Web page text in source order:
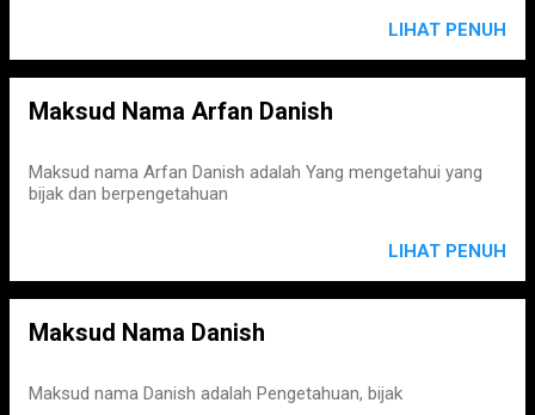
LIHAT PENUH
Maksud Nama Arfan Danish
Maksud nama Arfan Danish adalah Yang mengetahui yang
bijak dan berpengetahuan
LIHAT PENUH
Maksud Nama Danish
Maksud nama Danish adalah Pengetahuan, bijak